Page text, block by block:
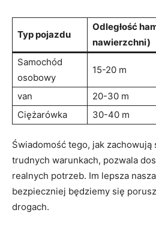
Typ pojazdu
Odległość
nawierzchni)
Samochód
osobowy
15-20 m
van
20-30 m
Ciężarówka
30-40 m
Świadomość tego, jak
trudnych⁢ warunkach, pozwala
realnych potrzeb. ‌Im lepsza⁣
bezpieczniej będziemy się
drogach.